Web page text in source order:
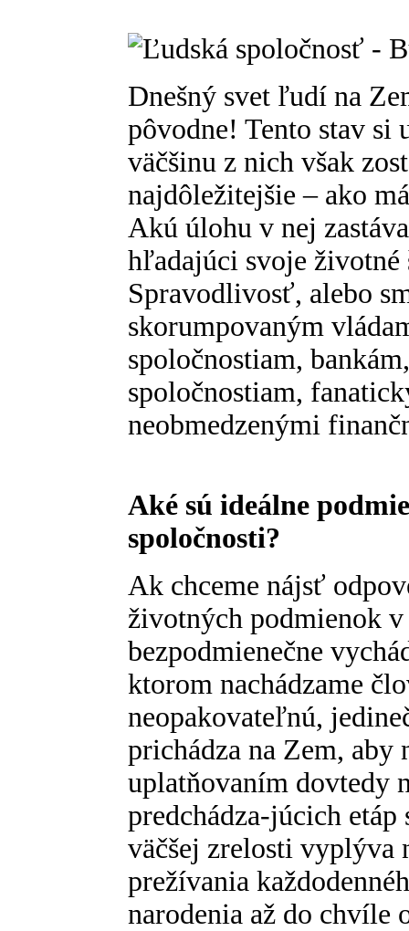
Dnešný svet ľudí na
pôvodne! Tento stav si
väčšinu z nich však
najdôležitejšie – ako
Akú úlohu v nej
hľadajúci svoje životné
Spravodlivosť, alebo
skorumpovaným
spoločnostiam,
spoločnostiam,
neobmedzenými
Aké sú ideálne
spoločnosti?
Ak chceme nájsť
životných podmienok
bezpodmienečne
ktorom nachádzame
neopakovateľnú,
prichádza na Zem, aby
uplatňovaním dovtedy
predchádza-júcich
väčšej zrelosti vyplýva
prežívania
narodenia až do chvíle